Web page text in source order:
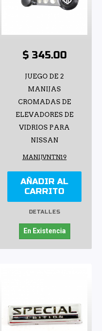
$ 345.00
JUEGO DE 2
MANIJAS
CROMADAS DE
ELEVADORES DE
VIDRIOS PARA
NISSAN
MANIJVNTN19
AÑADIR AL
CARRITO
DETALLES
En Existencia